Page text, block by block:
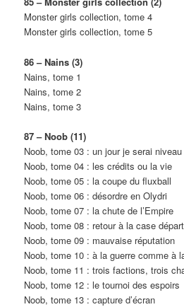
Monster girls collection, tome 4
Monster girls collection, tome 5
86 – Nains (3)
Nains, tome 1
Nains, tome 2
Nains, tome 3
87 – Noob (11)
Noob, tome 03 : un jour je serai
Noob, tome 04 : les crédits ou la vie
Noob, tome 05 : la coupe du fluxball
Noob, tome 06 : désordre en Olydri
Noob, tome 07 : la chute de l’Empire
Noob, tome 08 : retour à la case départ
Noob, tome 09 : mauvaise réputation
Noob, tome 10 : à la guerre comme à
Noob, tome 11 : trois factions, trois
Noob, tome 12 : le tournoi des espoirs
Noob, tome 13 : capture d’écran